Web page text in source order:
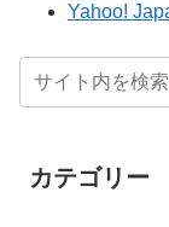
Yahoo!
カテゴリー